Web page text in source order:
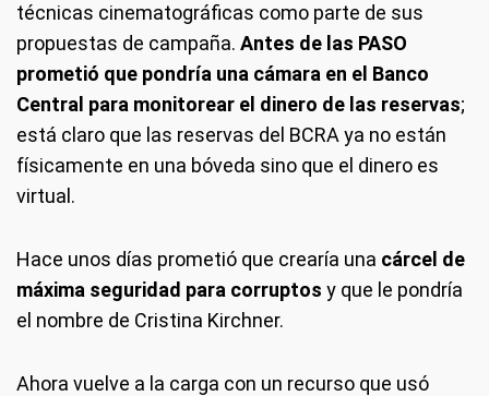
técnicas cinematográficas como parte de sus
propuestas de campaña. Antes de las PASO
prometió que pondría una cámara en el Banco
Central para monitorear el dinero de las reservas;
está claro que las reservas del BCRA ya no están
físicamente en una bóveda sino que el dinero es
virtual.
Hace unos días prometió que crearía una cárcel de
máxima seguridad para corruptos y que le pondría
el nombre de Cristina Kirchner.
Ahora vuelve a la carga con un recurso que usó